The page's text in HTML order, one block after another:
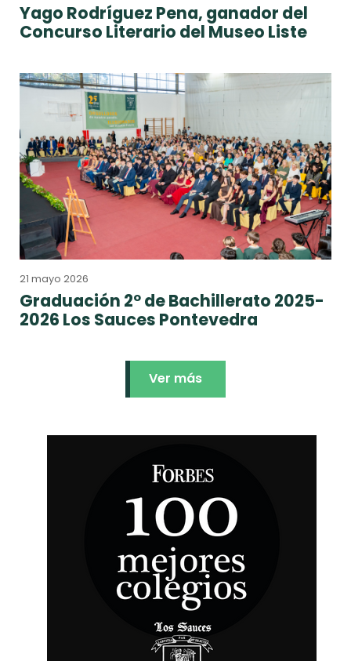
Yago Rodríguez Pena, ganador del
Concurso Literario del Museo Liste
21 mayo 2026
Graduación 2º de Bachillerato 2025-
2026 Los Sauces Pontevedra
Ver más